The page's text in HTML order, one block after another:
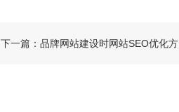
下一篇：品牌网站建设时网站SEO优化方